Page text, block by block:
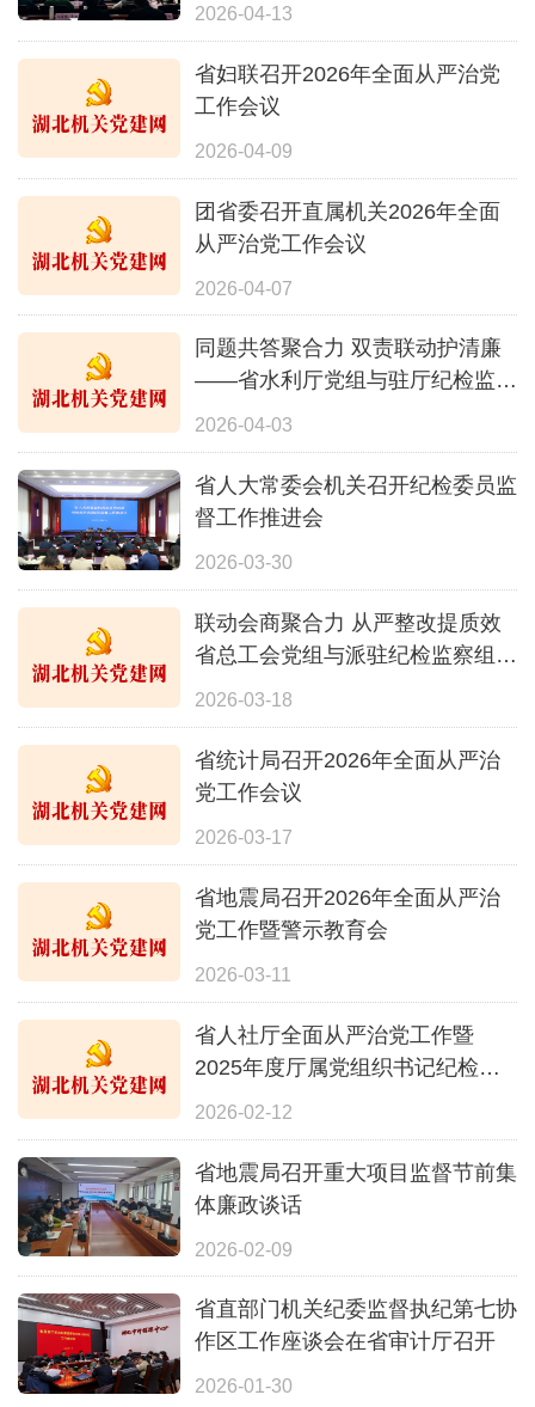
2026-04-13
省妇联召开2026年全面从严治党
工作会议
2026-04-09
团省委召开直属机关2026年全面
从严治党工作会议
2026-04-07
同题共答聚合力 双责联动护清廉
——省水利厅党组与驻厅纪检监察
组专题会商2026年全面从严治党
2026-04-03
省人大常委会机关召开纪检委员监
督工作推进会
2026-03-30
联动会商聚合力 从严整改提质效
省总工会党组与派驻纪检监察组专
题会商纪检监察建议暨审计整改
2026-03-18
省统计局召开2026年全面从严治
党工作会议
2026-03-17
省地震局召开2026年全面从严治
党工作暨警示教育会
2026-03-11
省人社厅全面从严治党工作暨
2025年度厅属党组织书记纪检干
部述职评议会议召开
2026-02-12
省地震局召开重大项目监督节前集
体廉政谈话
2026-02-09
省直部门机关纪委监督执纪第七协
作区工作座谈会在省审计厅召开
2026-01-30